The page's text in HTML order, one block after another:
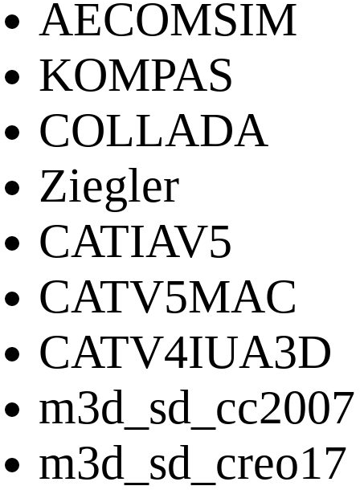
AECOMSIM
KOMPAS
COLLADA
Ziegler
CATIAV5
CATV5MAC
CATV4IUA3D
m3d_sd_cc2007
m3d_sd_creo17